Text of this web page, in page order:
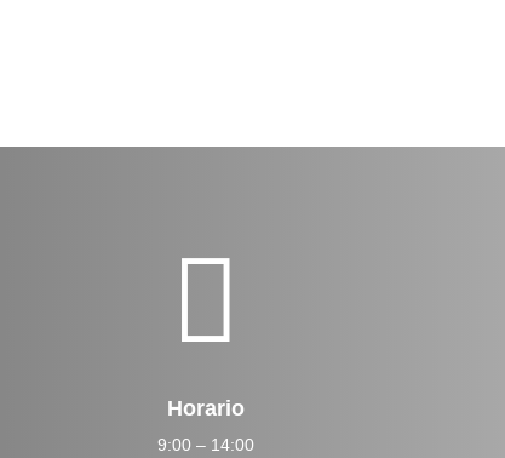

Horario
9:00 – 14:00